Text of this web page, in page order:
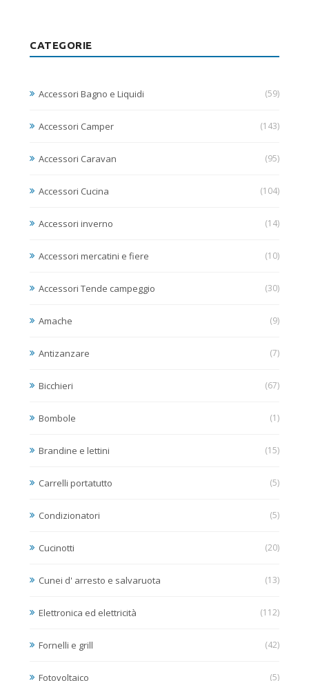
CATEGORIE
Accessori Bagno e Liquidi (59)
Accessori Camper (143)
Accessori Caravan (95)
Accessori Cucina (104)
Accessori inverno (14)
Accessori mercatini e fiere (10)
Accessori Tende campeggio (30)
Amache (9)
Antizanzare (7)
Bicchieri (67)
Bombole (1)
Brandine e lettini (15)
Carrelli portatutto (5)
Condizionatori (5)
Cucinotti (20)
Cunei d' arresto e salvaruota (13)
Elettronica ed elettricità (112)
Fornelli e grill (42)
Fotovoltaico (5)